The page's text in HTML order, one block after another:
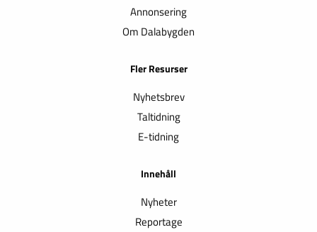
Annonsering
Om Dalabygden
Fler Resurser
Nyhetsbrev
Taltidning
E-tidning
Innehåll
Nyheter
Reportage